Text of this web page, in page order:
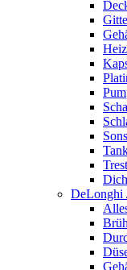
DeLonghi